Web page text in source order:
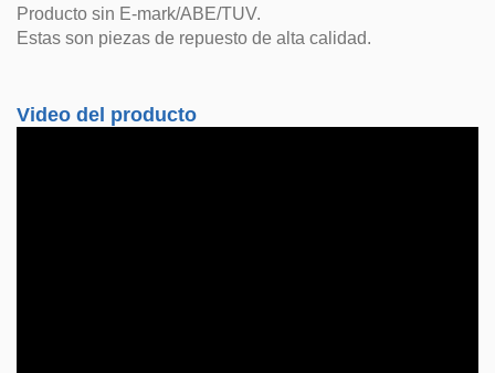
Producto sin E-mark/ABE/TUV.
Estas son piezas de repuesto de alta calidad.
Video del producto